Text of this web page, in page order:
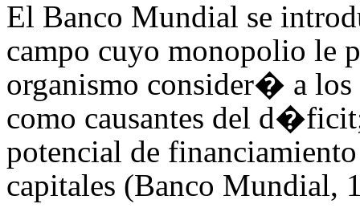
El Banco Mundial se
campo cuyo monopolio le
organismo consider� a
como causantes del
potencial de
capitales (Banco Mundial,